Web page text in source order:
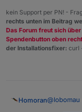
kein Support per PN! -
rechts unten im Beitrag
Das Forum freut sich
Spendenbutton oben
der Installationsfixer: curl
Homoran@lobomau